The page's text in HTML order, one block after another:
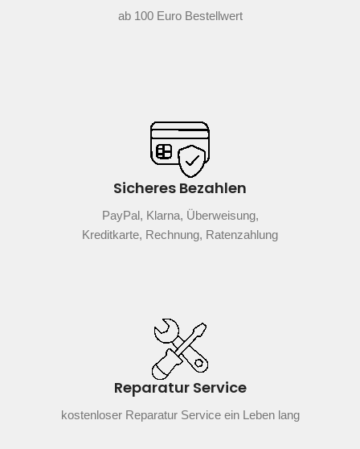
ab 100 Euro Bestellwert
Sicheres Bezahlen
PayPal, Klarna, Überweisung,
Kreditkarte, Rechnung, Ratenzahlung
Reparatur Service
kostenloser Reparatur Service ein Leben lang